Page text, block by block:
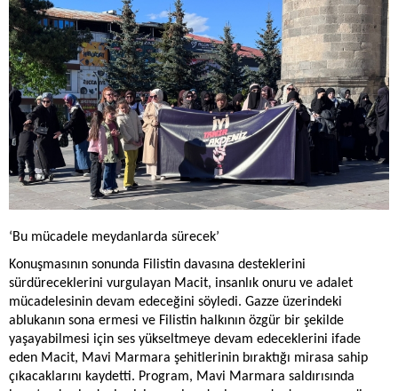
‘Bu mücadele meydanlarda sürecek’
Konuşmasının sonunda Filistin davasına desteklerini
sürdüreceklerini vurgulayan Macit, insanlık onuru ve adalet
mücadelesinin devam edeceğini söyledi. Gazze üzerindeki
ablukanın sona ermesi ve Filistin halkının özgür bir şekilde
yaşayabilmesi için ses yükseltmeye devam edeceklerini ifade
eden Macit, Mavi Marmara şehitlerinin bıraktığı mirasa sahip
çıkacaklarını kaydetti. Program, Mavi Marmara saldırısında